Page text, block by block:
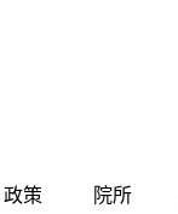
政策 院所